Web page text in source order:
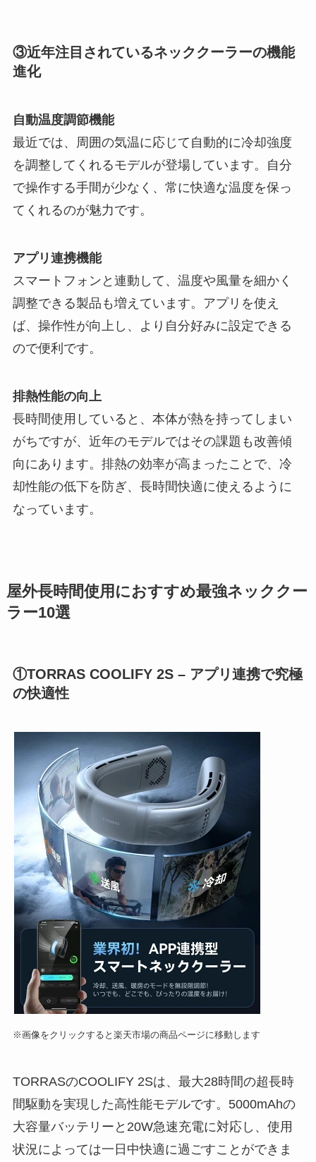
③近年注目されているネッククーラーの機能
進化
自動温度調節機能
最近では、周囲の気温に応じて自動的に冷却強度
を調整してくれるモデルが登場しています。自分
で操作する手間が少なく、常に快適な温度を保っ
てくれるのが魅力です。
アプリ連携機能
スマートフォンと連動して、温度や風量を細かく
調整できる製品も増えています。アプリを使え
ば、操作性が向上し、より自分好みに設定できる
ので便利です。
排熱性能の向上
長時間使用していると、本体が熱を持ってしまい
がちですが、近年のモデルではその課題も改善傾
向にあります。排熱の効率が高まったことで、冷
却性能の低下を防ぎ、長時間快適に使えるように
なっています。
屋外長時間使用におすすめ最強ネッククー
ラー10選
①TORRAS COOLIFY 2S – アプリ連携で究極
の快適性
※画像をクリックすると楽天市場の商品ページに移動します
TORRASのCOOLIFY 2Sは、最大28時間の超長時
間駆動を実現した高性能モデルです。5000mAhの
大容量バッテリーと20W急速充電に対応し、使用
状況によっては一日中快適に過ごすことができま